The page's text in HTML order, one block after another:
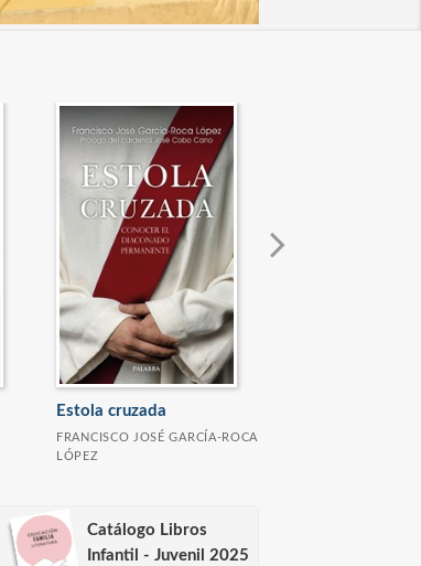
Estola cruzada
FRANCISCO JOSÉ GARCÍA-ROCA
LÓPEZ
Catálogo Libros
Infantil - Juvenil 2025